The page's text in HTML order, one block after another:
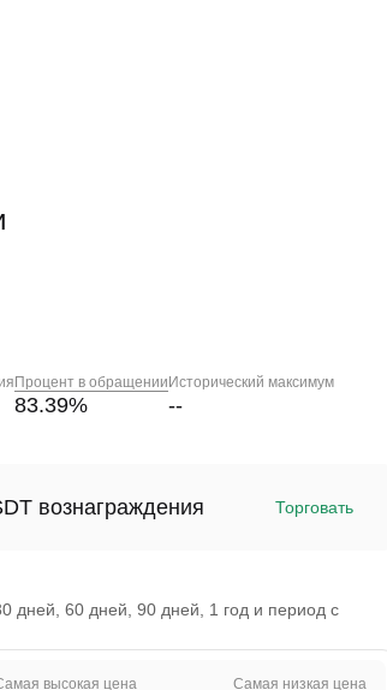
Процент в обращении
83.39%
Исторический максимум
--
вознаграждения Торговать
дней, 60 дней, 90 дней, 1 год и период с
высокая цена Самая низкая цена